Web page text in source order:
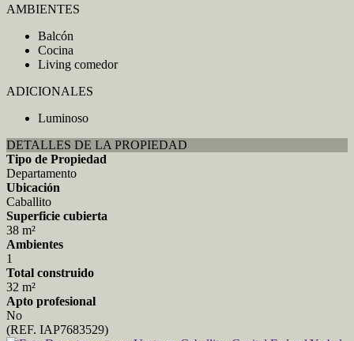
AMBIENTES
Balcón
Cocina
Living comedor
ADICIONALES
Luminoso
DETALLES DE LA PROPIEDAD
Tipo de Propiedad
Departamento
Ubicación
Caballito
Superficie cubierta
38 m²
Ambientes
1
Total construido
32 m²
Apto profesional
No
(REF. IAP7683529)